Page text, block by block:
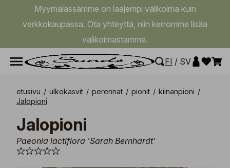
Myymälässämme on laajempi valikoima kuin
verkkokaupassa. Ota yhteyttä, niin kerromme lisää
valikoimastamme.
FI / SV
etusivu / ulkokasvit / perennat / pionit / kiinanpioni /
Jalopioni
Jalopioni
Paeonia lactiflora 'Sarah Bernhardt'